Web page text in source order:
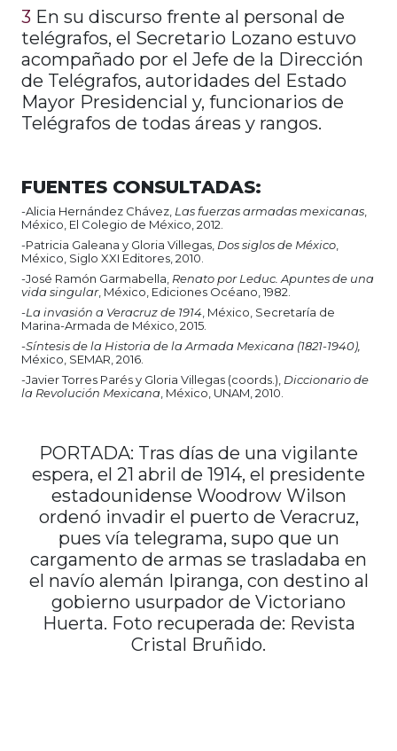
3 En su discurso frente al personal de
telégrafos, el Secretario Lozano estuvo
acompañado por el Jefe de la Dirección
de Telégrafos, autoridades del Estado
Mayor Presidencial y, funcionarios de
Telégrafos de todas áreas y rangos.
FUENTES CONSULTADAS:
-Alicia Hernández Chávez, Las fuerzas armadas mexicanas
México, El Colegio de México, 2012.
-Patricia Galeana y Gloria Villegas, Dos siglos de México
México, Siglo XXI Editores, 2010.
-José Ramón Garmabella, Renato por Leduc. Apuntes de una
vida singular, México, Ediciones Océano, 1982.
-La invasión a Veracruz de 1914 , México, Secretaría de
Marina-Armada de México, 2015.
-Síntesis de la Historia de la Armada Mexicana (1821-1940),
México, SEMAR, 2016.
-Javier Torres Parés y Gloria Villegas (coords.), Diccionario de
la Revolución Mexicana , México, UNAM, 2010.
PORTADA: Tras días de una vigilante
espera, el 21 abril de 1914, el presidente
estadounidense Woodrow Wilson
ordenó invadir el puerto de Veracruz,
pues vía telegrama, supo que un
cargamento de armas se trasladaba en
el navío alemán Ipiranga, con destino al
gobierno usurpador de Victoriano
Huerta. Foto recuperada de: Revista
Cristal Bruñido.